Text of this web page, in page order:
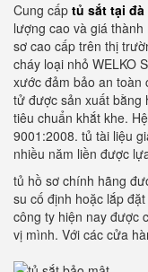
Cung cấp tủ sắt tại đà
lượng cao và giá
sơ cao cấp trên thị
cháy loại nhỏ WELKO
xước đảm bảo an toàn
tử được sản xuất bằng
tiêu chuẩn khắt khe.
9001:2008. tủ tài liệu
nhiều năm liền được
tủ hồ sơ chính hãng
su cố định hoặc lắp
công ty hiện nay được
vị mình. Với các cửa